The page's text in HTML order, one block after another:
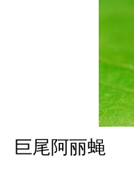
巨尾阿丽蝇